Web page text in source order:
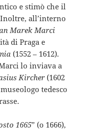
e stimò che il
all’interno
Marek Marci
di Praga e
(1552 – 1612).
lo inviava a
Kircher (1602
tedesco
1665” (o 1666),